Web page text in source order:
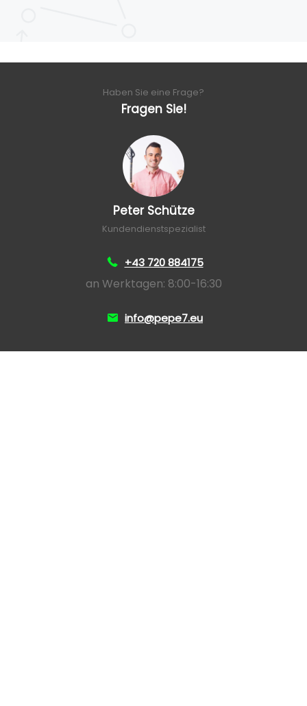
Haben Sie eine Frage?
Fragen Sie!
Peter Schütze
Kundendienstspezialist
+43 720 884175
an Werktagen: 8:00-16:30
info@pepe7.eu